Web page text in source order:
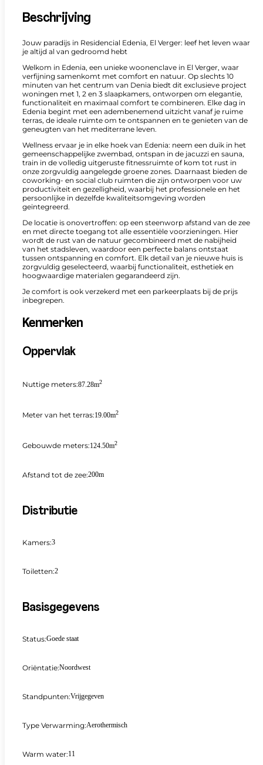
Beschrijving
Jouw paradijs in Residencial Edenia, El Verger: leef het leven waar
je altijd al van gedroomd hebt
Welkom in Edenia, een unieke woonenclave in El Verger, waar
verfijning samenkomt met comfort en natuur. Op slechts 10
minuten van het centrum van Denia biedt dit exclusieve project
woningen met 1, 2 en 3 slaapkamers, ontworpen om elegantie,
functionaliteit en maximaal comfort te combineren. Elke dag in
Edenia begint met een adembenemend uitzicht vanaf je ruime
terras, de ideale ruimte om te ontspannen en te genieten van de
geneugten van het mediterrane leven.
Wellness ervaar je in elke hoek van Edenia: neem een duik in het
gemeenschappelijke zwembad, ontspan in de jacuzzi en sauna,
train in de volledig uitgeruste fitnessruimte of kom tot rust in
onze zorgvuldig aangelegde groene zones. Daarnaast bieden de
coworking- en social club ruimten die zijn ontworpen voor uw
productiviteit en gezelligheid, waarbij het professionele en het
persoonlijke in dezelfde kwaliteitsomgeving worden
geïntegreerd.
De locatie is onovertroffen: op een steenworp afstand van de zee
en met directe toegang tot alle essentiële voorzieningen. Hier
wordt de rust van de natuur gecombineerd met de nabijheid
van het stadsleven, waardoor een perfecte balans ontstaat
tussen ontspanning en comfort. Elk detail van je nieuwe huis is
zorgvuldig geselecteerd, waarbij functionaliteit, esthetiek en
hoogwaardige materialen gegarandeerd zijn.
Je comfort is ook verzekerd met een parkeerplaats bij de prijs
inbegrepen.
Kenmerken
Oppervlak
Nuttige meters:87.28m2
Meter van het terras:19.00m2
Gebouwde meters:124.50m2
Afstand tot de zee:200m
Distributie
Kamers:3
Toiletten:2
Basisgegevens
Status:Goede staat
Oriëntatie:Noordwest
Standpunten:Vrijgegeven
Type Verwarming:Aerothermisch
Warm water:11